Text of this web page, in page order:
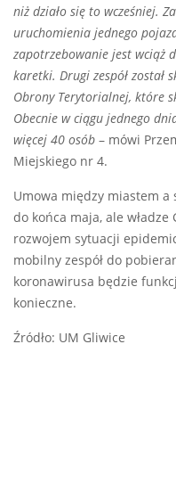
niż działo się to wcześniej.
uruchomienia jednego
zapotrzebowanie jest wciąż
karetki. Drugi zespół został
Obrony Terytorialnej, które
Obecnie w ciągu jednego
więcej 40 osób – mówi
Miejskiego nr 4.
Umowa między miastem a
do końca maja, ale
rozwojem sytuacji
mobilny zespół do
koronawirusa będzie
konieczne.
Źródło: UM Gliwice